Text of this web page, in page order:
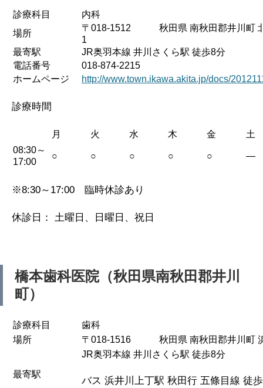
診療科目
内科
場所
〒018-1512 秋田県 南秋田郡井川町 北
1
最寄駅
JR奥羽本線 井川さくら駅 徒歩8分
電話番号
018-874-2215
ホームページ
http://www.town.ikawa.akita.jp/docs/
診療時間
月 火 水 木 金
土
08:30～
17:00
○ ○ ○ ○ ○ —
※8:30～17:00 臨時休診あり
休診日： 土曜日、日曜日、祝日
橋本歯科医院（秋田県南秋田郡井川
町）
診療科目
歯科
場所
〒018-1516 秋田県 南秋田郡井川町
最寄駅
JR奥羽本線 井川さくら駅 徒歩8分
バス 浜井川上丁駅 秋田行 五條目線 徒